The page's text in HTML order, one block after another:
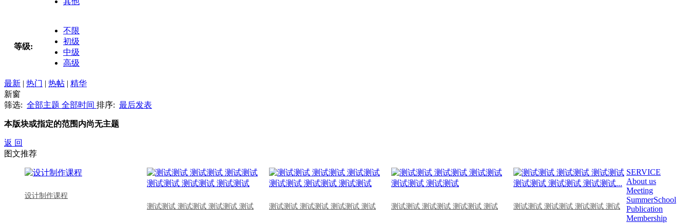
等级:
不限
初级
中级
高级
最新 | 热门 | 热帖 | 精华
新窗
筛选: 全部主题 全部时间 排序: 最后发表
本版块或指定的范围内尚无主题
返 回
图文推荐
设计制作课程
测试测试 测试测试 测试测试 测试
测试测试 测试测试 测试测试 测试 测试测试 测试测试 测试测试 测试 测试测试 测试测试 测试测试 测试
SERVICE
About us
Meeting
SummerSchool
Publication
Membership